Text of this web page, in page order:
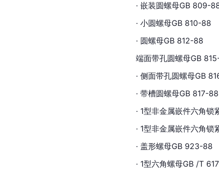
· 嵌装圆螺母GB 809-
· 小圆螺母GB 810-88
· 圆螺母GB 812-88
端面带孔圆螺母GB
· 侧面带孔圆螺母GB
· 带槽圆螺母GB 817-88
· 1型非金属嵌件六角
· 1型非金属嵌件六角
· 盖形螺母GB 923-88
· 1型六角螺母GB /T